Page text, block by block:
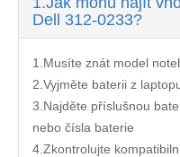
Dell 312-0233?
1.Musíte znát model
2.Vyjměte baterii z
3.Najděte příslušnou
nebo čísla baterie
4.Zkontrolujte